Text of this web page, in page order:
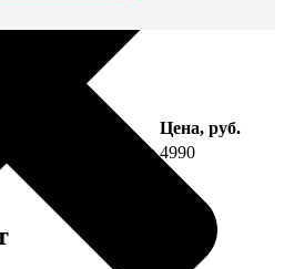
Цена, руб.
на подрамнике 4990